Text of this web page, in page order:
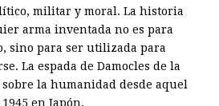
militar y moral. La historia
arma inventada no es para
sino para ser utilizada para
La espada de Damocles de la
la humanidad desde aquel
en ­Japón.